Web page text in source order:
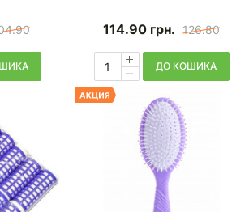
114.90 грн. 126.80
ДО КОШИКА